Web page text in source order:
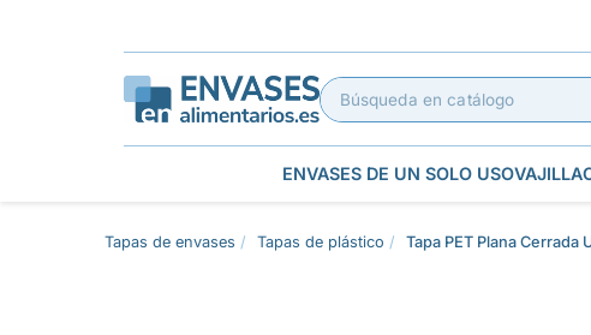
ENVASES DE UN SOLO USOVAJILLA
Tapas de envases Tapas de plástico Tapa PET Plana Cerrada